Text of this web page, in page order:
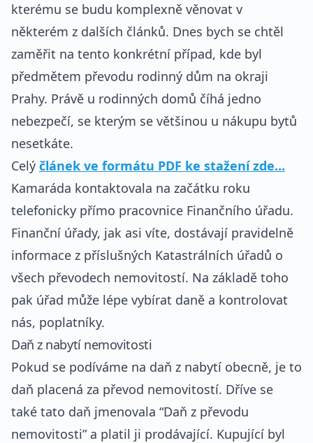
kterému se budu komplexně věnovat v
některém z dalších článků. Dnes bych se chtěl
zaměřit na tento konkrétní případ, kde byl
předmětem převodu rodinný dům na okraji
Prahy. Právě u rodinných domů číhá jedno
nebezpečí, se kterým se většinou u nákupu bytů
nesetkáte.
Celý článek ve formátu PDF ke stažení zde...
Kamaráda kontaktovala na začátku roku
telefonicky přímo pracovnice Finančního úřadu.
Finanční úřady, jak asi víte, dostávají pravidelně
informace z příslušných Katastrálních úřadů o
všech převodech nemovitostí. Na základě toho
pak úřad může lépe vybírat daně a kontrolovat
nás, poplatníky.
Daň z nabytí nemovitosti
Pokud se podíváme na daň z nabytí obecně, je to
daň placená za převod nemovitostí. Dříve se
také tato daň jmenovala “Daň z převodu
nemovitosti” a platil ji prodávající. Kupující byl